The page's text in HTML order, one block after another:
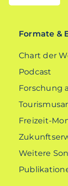
EN
Formate &
Chart der
Podcast
Forschung
Freizeit-
Weitere